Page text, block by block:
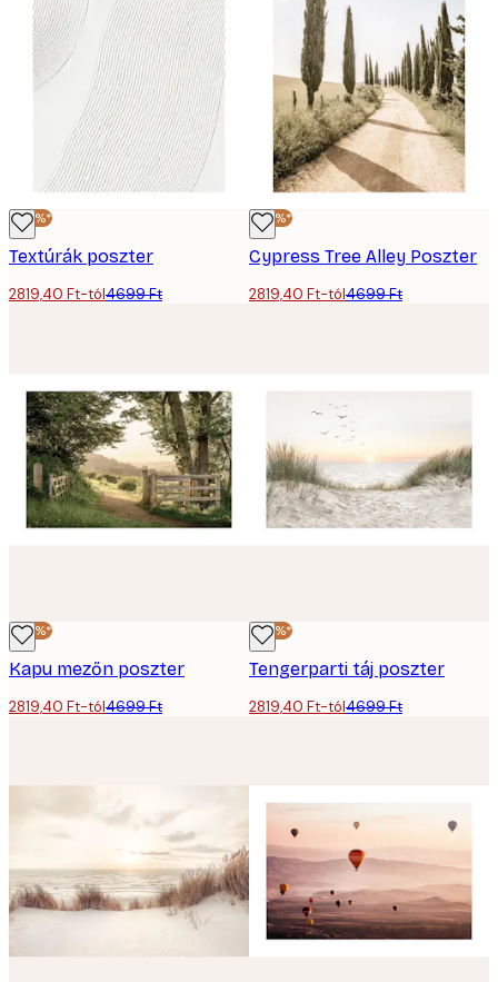
-40%*
Textúrák poszter
2819,40 Ft-tól4699 Ft
-40%*
Cypress Tree Alley Poszter
2819,40 Ft-tól4699 Ft
-40%*
Kapu mezőn poszter
2819,40 Ft-tól4699 Ft
-40%*
Tengerparti táj poszter
2819,40 Ft-tól4699 Ft